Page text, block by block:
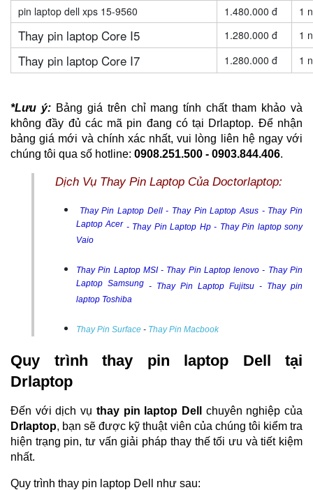
pin laptop dell xps 15-9560 1.480.000 đ 1
Thay pin laptop Core I5 1.280.000 đ 1
Thay pin laptop Core I7 1.280.000 đ 1
*Lưu ý: Bảng giá trên chỉ mang tính chất tham khảo và
không đầy đủ các mã pin đang có tại Drlaptop. Để nhận
bảng giá mới và chính xác nhất, vui lòng liên hệ ngay với
chúng tôi qua số hotline: 0908.251.500 - 0903.844.406.
Dịch Vụ Thay Pin Laptop Của Doctorlaptop:
Thay Pin Laptop Dell- Thay Pin Laptop Asus - Thay Pin
Laptop Acer - Thay Pin Laptop Hp- Thay Pin laptop sony
Vaio
Thay Pin Laptop MSI- Thay Pin Laptop lenovo - Thay Pin
Laptop Samsung - Thay Pin Laptop Fujitsu - Thay pin
laptop Toshiba
Thay Pin Surface - Thay Pin Macbook
Quy trình thay pin laptop Dell tại
Drlaptop
Đến với dịch vụ thay pin laptop Dell
Drlaptop, bạn sẽ được kỹ thuật viên của chúng tôi kiểm tra
hiện trạng pin, tư vấn giải pháp thay thế tối ưu và tiết kiệm
nhất.
Quy trình thay pin laptop Dell như sau: